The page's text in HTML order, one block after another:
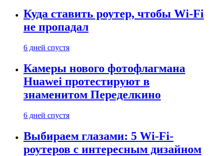
Куда ставить роутер, чтобы Wi-Fi
не пропадал
6 дней спустя
Камеры нового фотофлагмана
Huawei протестируют в
знаменитом Переделкино
6 дней спустя
Выбираем глазами: 5 Wi-Fi-
роутеров с интересным дизайном